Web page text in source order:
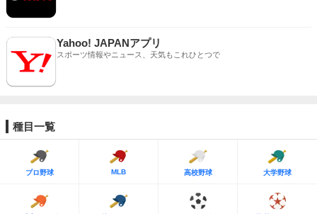
Yahoo! JAPANアプリ
スポーツ情報やニュース、天気もこれひとつで
種目一覧
プロ野球 MLB 高校野球 大学野球